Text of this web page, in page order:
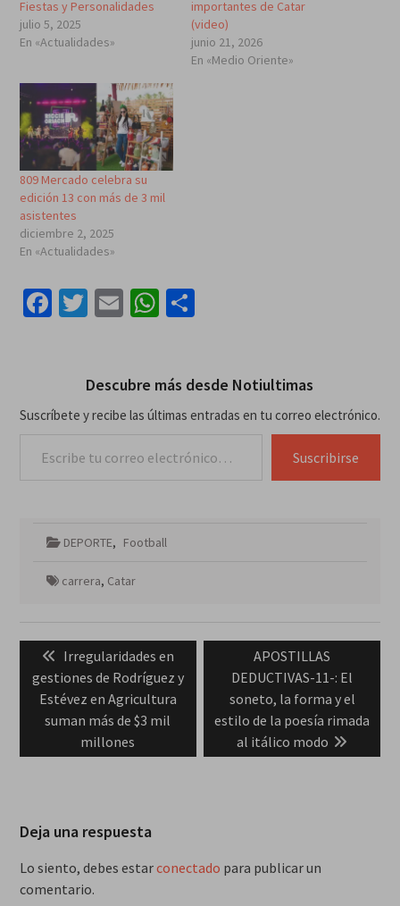
Fiestas y Personalidades
julio 5, 2025
En «Actualidades»
importantes de Catar
(video)
junio 21, 2026
En «Medio Oriente»
809 Mercado celebra su
edición 13 con más de 3 mil
asistentes
diciembre 2, 2025
En «Actualidades»
Facebook
Twitter
EmailWhatsApp
Compartir
Descubre más desde Notiultimas
Suscríbete y recibe las últimas entradas en tu correo electrónico.
Suscribirse
DEPORTE, Football
carrera, Catar
Navegación
entradas
Previous
post:
Irregularidades en
gestiones de Rodríguez y
Estévez en Agricultura
suman más de $3 mil
millones
Next
post:
APOSTILLAS
DEDUCTIVAS-11-: El
soneto, la forma y el
estilo de la poesía rimada
al itálico modo
Deja una respuesta
Lo siento, debes estarconectado para publicar un
comentario.